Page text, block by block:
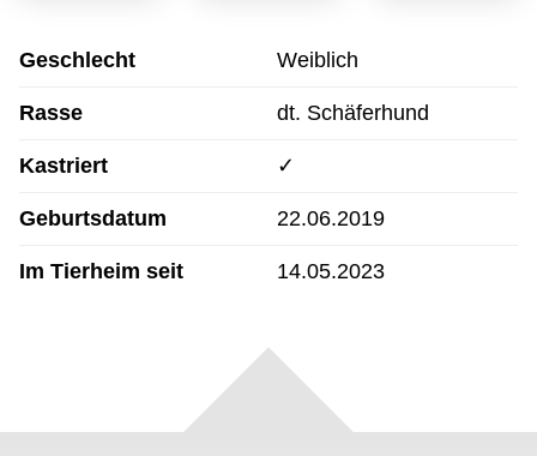
Geschlecht Weiblich
Rasse dt. Schäferhund
Kastriert ✓
Geburtsdatum 22.06.2019
Im Tierheim seit 14.05.2023